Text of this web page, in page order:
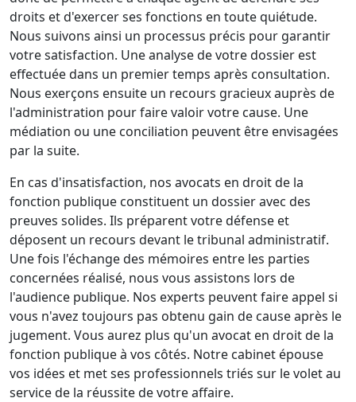
droits et d'exercer ses fonctions en toute quiétude.
Nous suivons ainsi un processus précis pour garantir
votre satisfaction. Une analyse de votre dossier est
effectuée dans un premier temps après consultation.
Nous exerçons ensuite un recours gracieux auprès de
l'administration pour faire valoir votre cause. Une
médiation ou une conciliation peuvent être envisagées
par la suite.
En cas d'insatisfaction, nos avocats en droit de la
fonction publique constituent un dossier avec des
preuves solides. Ils préparent votre défense et
déposent un recours devant le tribunal administratif.
Une fois l'échange des mémoires entre les parties
concernées réalisé, nous vous assistons lors de
l'audience publique. Nos experts peuvent faire appel si
vous n'avez toujours pas obtenu gain de cause après le
jugement. Vous aurez plus qu'un avocat en droit de la
fonction publique à vos côtés. Notre cabinet épouse
vos idées et met ses professionnels triés sur le volet au
service de la réussite de votre affaire.